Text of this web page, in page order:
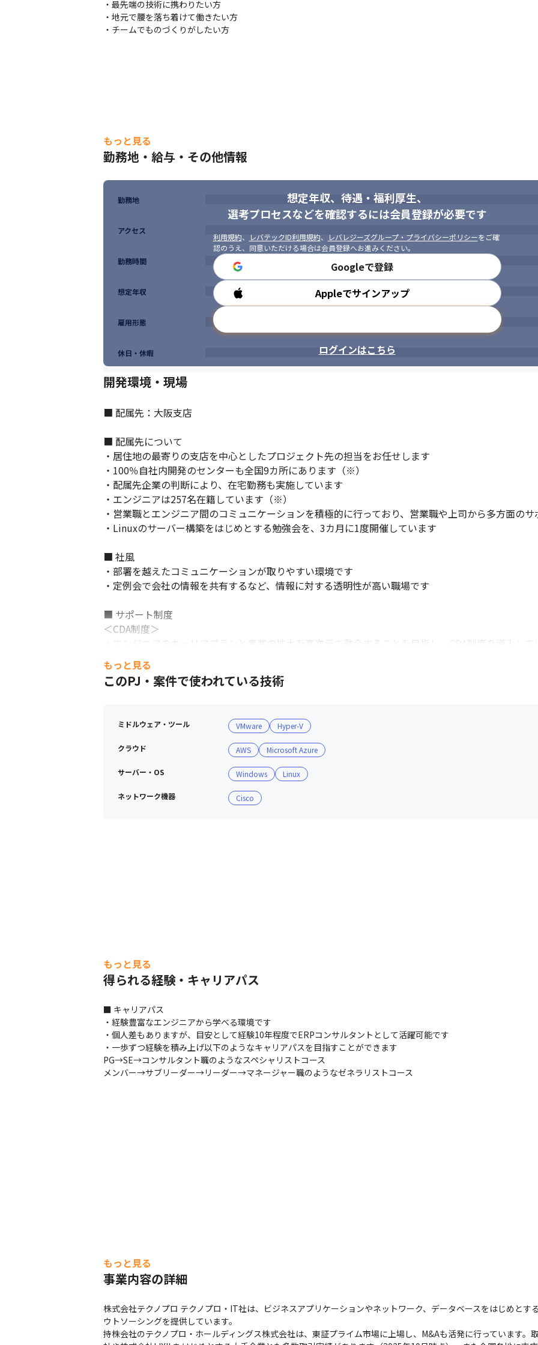
現在、売上・利益共に堅調に推移し、今後も安定した経営基盤を持った事業運営を見込んでいるため、「サーバー
アの採用を積極的に行っています。
・等級制度を取り入れスキルを見える化しているため、着実に成長している実感を得られます
・希望に沿った業務を任せてもらえる環境があるため、興味のある業務に携われます
・大手の取引先が多いため、規模の大きな案件に携われます
（変更の範囲）会社の定める業務
・最先端の技術に携わりたい方
・地元で腰を落ち着けて働きたい方
・チームでものづくりがしたい方
もっと見る
勤務地・給与・その他情報
想定年収、待遇・福利厚生、
選考プロセスなどを確認するには会員登録が必要です
利用規約、 レバテックID利用規約、 レバレジーズグループ・プライバシーポリシーをご確
認のうえ、同意いただける場合は会員登録へお進みください。
Googleで登録
Appleでサインアップ
ログインはこちら
勤務地
アクセス
勤務時間
想定年収
雇用形態
休日・休暇
開発環境・現場
■ 配属先：大阪支店
■ 配属先について
・居住地の最寄りの支店を中心としたプロジェクト先の担当をお任せします
・100％自社内開発のセンターも全国9カ所にあります（※）
・配属先企業の判断により、在宅勤務も実施しています
・エンジニアは257名在籍しています（※）
・営業職とエンジニア間のコミュニケーションを積極的に行っており、営業職や上司から多方面の
・Linuxのサーバー構築をはじめとする勉強会を、3カ月に1度開催しています
■ 社風
・部署を越えたコミュニケーションが取りやすい環境です
・定例会で会社の情報を共有するなど、情報に対する透明性が高い職場です
■ サポート制度
＜CDA制度＞
・エンジニアのキャリアプランと事業の拡大を高次元で融合することを目指し、CDA制度を導入して
・技術社員が会社の事業計画を深く理解しながら、一人ひとりが明確な目的意識を持って業務を遂行
・テクノプロの元エンジニアがCDAに着任し、一人ひとりのキャリアプランの相談を受け付けています
・「従業員のアイデアは会社の貴重な財産である」との考えから、さまざまな従業員の意見を募集す
・年に一度ESアンケートを回収して一人ひとりの声を広い、社員の声を反映しています
・実際に集まった内容をもとに、開始された取り組みも多数あります
＜社内相談体制＞
・従業員一人ひとりが活力に満ちて業務に取り組み、パフォーマンスを最大限に発揮できるように
ント」についての相談窓口を設置しています
もっと見る
このPJ・案件で使われている技術
ミドルウェア・ツール VMware Hyper-V
クラウド AWS Microsoft Azure
サーバー・OS Windows Linux
ネットワーク機器 Cisco
もっと見る
得られる経験・キャリアパス
■ キャリアパス
・経験豊富なエンジニアから学べる環境です
・個人差もありますが、目安として経験10年程度でERPコンサルタントとして活躍可能です
・一歩ずつ経験を積み上げ以下のようなキャリアパスを目指すことができます
PG→SE→コンサルタント職のようなスペシャリストコース
メンバー→サブリーダー→リーダー→マネージャー職のようなゼネラリストコース
もっと見る
事業内容の詳細
株式会社テクノプロ テクノプロ・IT社は、ビジネスアプリケーションやネットワーク、データベースをはじめと
ウトソーシングを提供しています。
持株会社のテクノプロ・ホールディングス株式会社は、東証プライム市場に上場し、M&Aも活発に行っています。